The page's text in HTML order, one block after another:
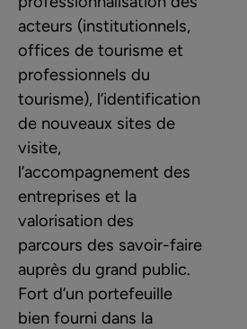
acteurs (institutionnels,
offices de tourisme et
professionnels du
tourisme), l’identification
de nouveaux sites de
visite,
l’accompagnement des
entreprises et la
valorisation des
parcours des savoir-faire
auprès du grand public.
Fort d’un portefeuille
bien fourni dans la